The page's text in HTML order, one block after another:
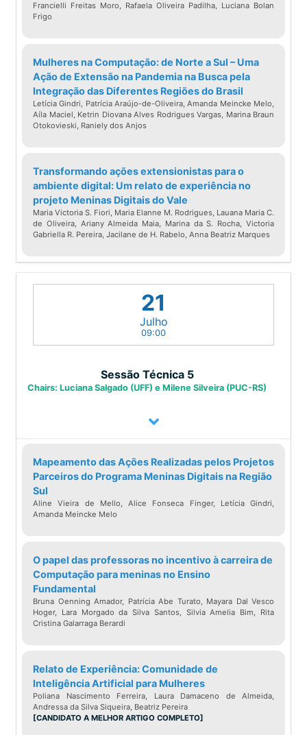
Francielli Freitas Moro, Rafaela Oliveira Padilha, Luciana Bolan
Frigo
Mulheres na Computação: de Norte a Sul – Uma
Ação de Extensão na Pandemia na Busca pela
Integração das Diferentes Regiões do Brasil
Letícia Gindri, Patrícia Araújo-de-Oliveira, Amanda Meincke Melo,
Aíla Maciel, Ketrin Diovana Alves Rodrigues Vargas, Marina Braun
Otokovieski, Raniely dos Anjos
Transformando ações extensionistas para o
ambiente digital: Um relato de experiência no
projeto Meninas Digitais do Vale
Maria Victoria S. Fiori, Maria Elanne M. Rodrigues, Lauana Maria C.
de Oliveira, Ariany Almeida Maia, Marina da S. Rocha, Victoria
Gabriella R. Pereira, Jacilane de H. Rabelo, Anna Beatriz Marques
Sessão Técnica 5
Chairs: Luciana Salgado (UFF) e Milene Silveira (PUC-RS)
21
Julho
09:00
Mapeamento das Ações Realizadas pelos Projetos
Parceiros do Programa Meninas Digitais na Região
Sul
Aline Vieira de Mello, Alice Fonseca Finger, Letícia Gindri,
Amanda Meincke Melo
O papel das professoras no incentivo à carreira de
Computação para meninas no Ensino
Fundamental
Bruna Oenning Amador, Patrícia Abe Turato, Mayara Dal Vesco
Hoger, Lara Morgado da Silva Santos, Silvia Amelia Bim, Rita
Cristina Galarraga Berardi
Relato de Experiência: Comunidade de
Inteligência Artificial para Mulheres
Poliana Nascimento Ferreira, Laura Damaceno de Almeida,
Andressa da Silva Siqueira, Beatriz Pereira
[CANDIDATO A MELHOR ARTIGO COMPLETO]